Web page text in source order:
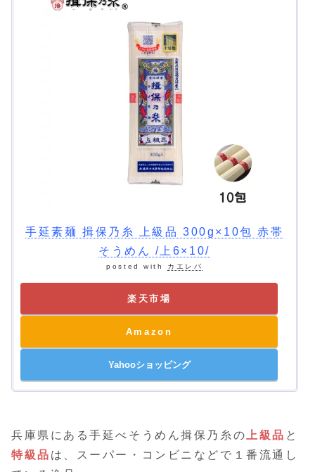
手延素麺 揖保乃糸 上級品 300g×10包 赤帯
そうめん /上6×10/
posted with カエレバ
楽天市場
Amazon
Yahooショッピング
兵庫県にある手延べそうめん揖保乃糸の 上級品 と
特級品 は、スーパー・コンビニなどで１番流通し